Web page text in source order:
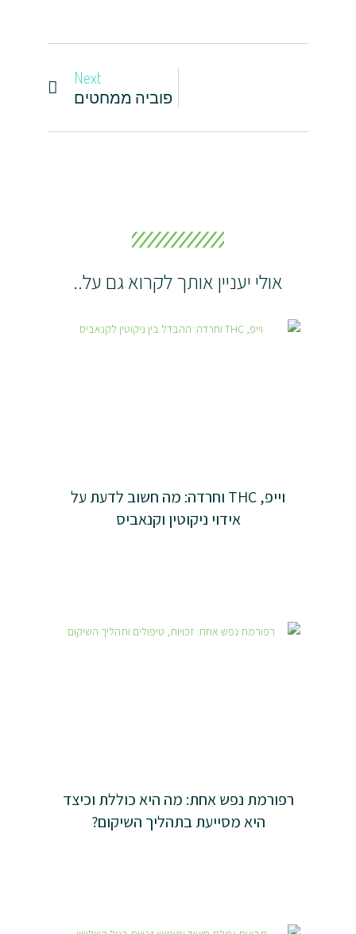
Next
פוביה ממחטים
אולי יעניין אותך לקרוא גם על..
וייפ, THC וחרדה: מה חשוב לדעת על
אידוי ניקוטין וקנאביס
רפורמת נפש אחת: מה היא כוללת וכיצד
היא מסייעת בתהליך השיקום?